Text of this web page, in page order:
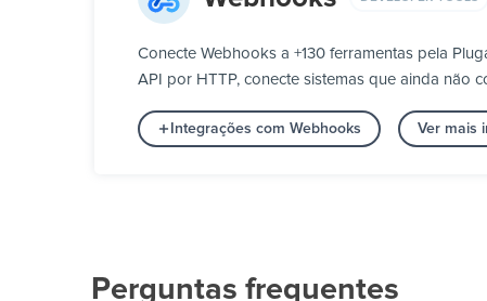
Conecte Webhooks a +130 ferramentas pela
API por HTTP, conecte sistemas que ainda não
Integrações com Webhooks Ver mais
Perguntas frequentes